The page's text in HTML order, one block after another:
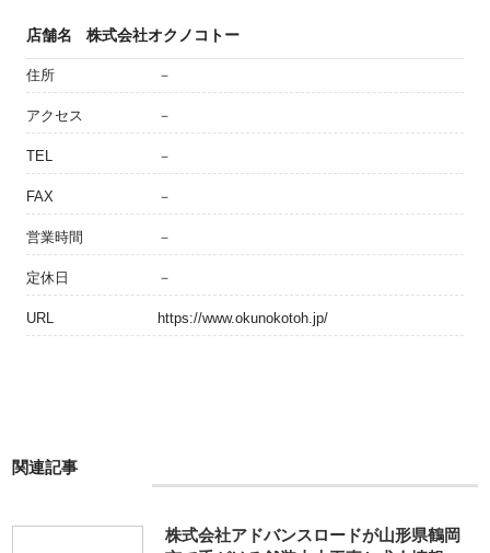
店舗名 株式会社オクノコトー
住所 －
アクセス －
TEL －
FAX －
営業時間 －
定休日 －
URL https://www.okunokotoh.jp/
関連記事
株式会社アドバンスロードが山形県鶴岡